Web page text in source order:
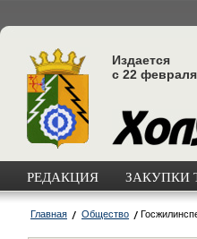
Издается
с 22
РЕДАКЦИЯ ЗАКУПКИ
Главная Общество